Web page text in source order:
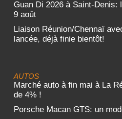
Guan Di 2026 à Saint-Denis:
9 août
Liaison Réunion/Chennaï
lancée, déjà finie bientôt!
AUTOS
Marché auto à fin mai à La
de 4% !
Porsche Macan GTS: un